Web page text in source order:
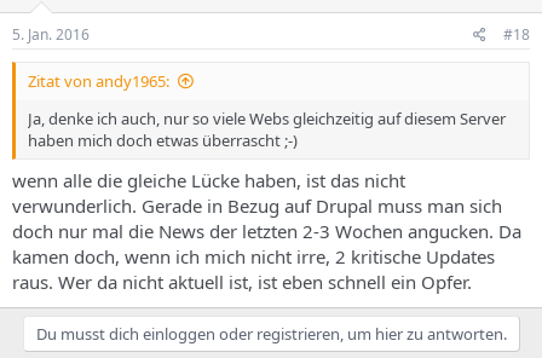
5. Jan. 2016 #18
Zitat von andy1965:
Ja, denke ich auch, nur so viele Webs gleichzeitig auf diesem Server
haben mich doch etwas überrascht ;-)
wenn alle die gleiche Lücke haben, ist das nicht
verwunderlich. Gerade in Bezug auf Drupal muss man sich
doch nur mal die News der letzten 2-3 Wochen angucken. Da
kamen doch, wenn ich mich nicht irre, 2 kritische Updates
raus. Wer da nicht aktuell ist, ist eben schnell ein Opfer.
Du musst dich einloggen oder registrieren, um hier zu antworten.